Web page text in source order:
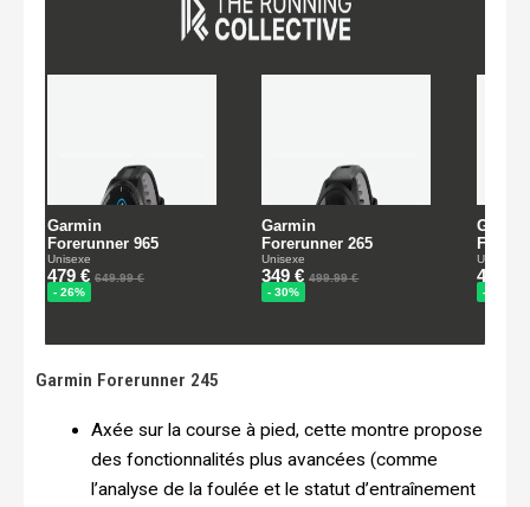
Garmin Forerunner 245
Axée sur la course à pied, cette montre propose
des fonctionnalités plus avancées (comme
l’analyse de la foulée et le statut d’entraînement